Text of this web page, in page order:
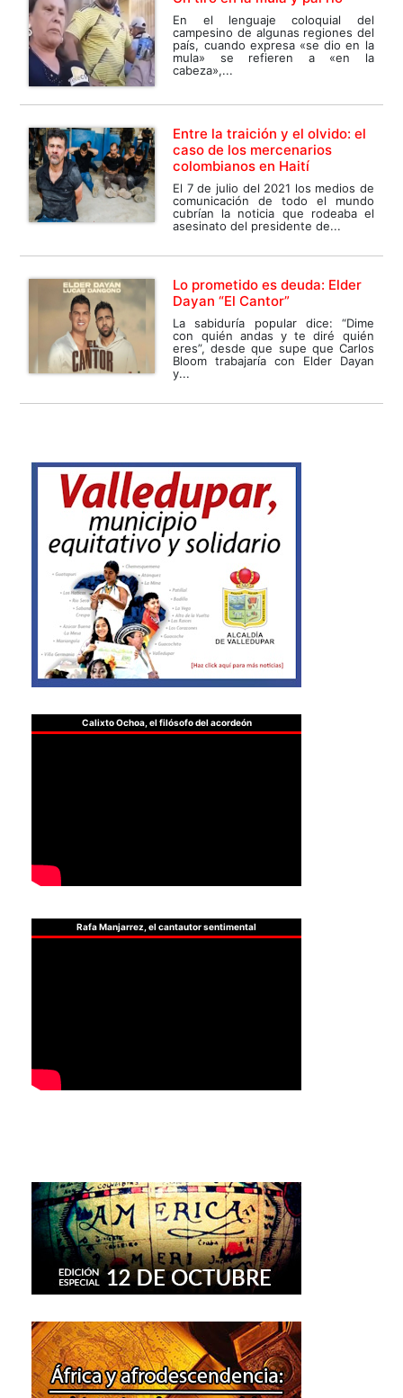
En el lenguaje coloquial del
campesino de algunas regiones del
país, cuando expresa «se dio en la
mula» se refieren a «en la
cabeza»,...
Entre la traición y el olvido: el
caso de los mercenarios
colombianos en Haití
El 7 de julio del 2021 los medios de
comunicación de todo el mundo
cubrían la noticia que rodeaba el
asesinato del presidente de...
Lo prometido es deuda: Elder
Dayan “El Cantor”
La sabiduría popular dice: “Dime
con quién andas y te diré quién
eres”, desde que supe que Carlos
Bloom trabajaría con Elder Dayan
y...
Calixto Ochoa, el filósofo del acordeón
Rafa Manjarrez, el cantautor sentimental